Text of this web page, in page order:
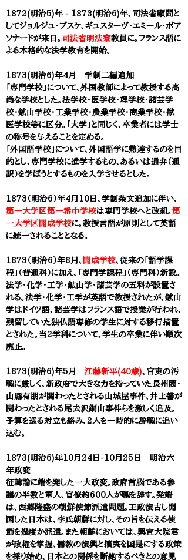
1872(明治5)年 - 1873(明治6)年、司法省顧問と
してジョルジュ・ブスケ、ギュスターヴ・エミール・ボア
ソナードが来日。 司法省明法寮教員に。 フランス語に
よる本格的な法学教育を開始。
1873(明治6)年4月 学制二編追加
「専門学校」について、外国教師によって教授する高
尚な学校とした。法学校・医学校・理学校・諸芸学
校・鉱山学校・工業学校・農業学校・商業学校・獣
医学校等に区分。「大学」と同じく、卒業者には学士
の称号を与えることを定める。
「外国語学校」について、外国語学に熟達するのを目
的とし、専門学校に進学するもの、あるいは通弁（通
訳）を学ぼうとするものを入学させるとした。
1873（明治6）年4月10日、学制条文追加に伴い、
第一大学区第一番中学校は専門学校へと改組。 第
一大学区開成学校に。教授言語が原則として英語
に統一されることとなる。
1873（明治6）年8月、 開成学校、従来の「語学課
程」（普通科）に加え、「専門学課程」（専門科）新設。
法学・化学・工学・鉱山学・諸芸学の五科が設置さ
れる。法学・化学・工学が英語で教授されたが、鉱山
学はドイツ語、諸芸学はフランス語で授業が行われ、
残留していた独仏語専修の学生に対する移行措置
とされた。当2学科について、学生の卒業に伴い順次
廃止。
1873(明治6)年5月 江藤新平(40歳)、官吏の汚
職に厳しく、新政府で大きな力を持っていた長州閥・
山縣有朋が関わったとされる山城屋事件、井上馨が
関わったとされる尾去沢銅山事件らを激しく追及。
予算を巡る対立も絡み、2人を一時的に辞職に追い
込む。
1873(明治6)年10月24日-10月25日 明治六
年政変
征韓論に端を発した一大政変。政府首脳である参
議の半数と軍人、官僚約600人が職を辞す。発端
は、西郷隆盛の朝鮮使節派遣問題。王政復古し開
国した日本は、李氏朝鮮に対し、その旨を伝える使
節を幾度か派遣。また朝鮮においては、興宣大院君
が政権を掌握、儒教の復興と攘夷を国是にする政策
を採り始め、日本との関係を断絶するべきとの意見